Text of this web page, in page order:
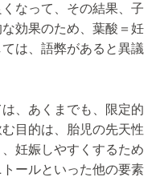
なって、その結果、子
効果のため、葉酸＝妊
は、語弊があると異議
、あくまでも、限定的
目的は、胎児の先天性
妊娠しやすくするため
ールといった他の要素